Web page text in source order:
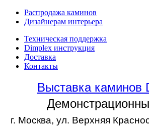
Распродажа каминов
Дизайнерам интерьера
Техническая поддержка
Dimplex инструкция
Доставка
Контакты
Выставка каминов
г. Москва, ул. Верхняя